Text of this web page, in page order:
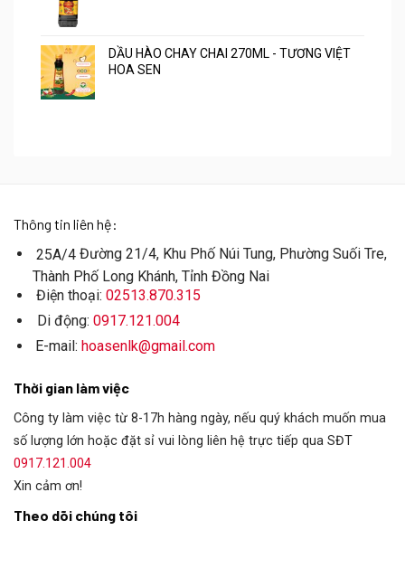
DẦU HÀO CHAY CHAI 270ML - TƯƠNG VIỆT
HOA SEN
Thông tin liên hệ:
25A/4Đường 21/4, Khu Phố Núi Tung, Phường Suối Tre,
Thành Phố Long Khánh, Tỉnh Đồng Nai
Điện thoại: 02513.870.315
Di động: 0917.121.004
E-mail: hoasenlk@gmail.com
Thời gian làm việc
Công ty làm việc từ 8-17h hàng ngày, nếu quý khách muốn mua
số lượng lớn hoặc đặt sỉ vui lòng liên hệ trực tiếp qua SĐT
0917.121.004
Xin cảm ơn!
Theo dõi chúng tôi